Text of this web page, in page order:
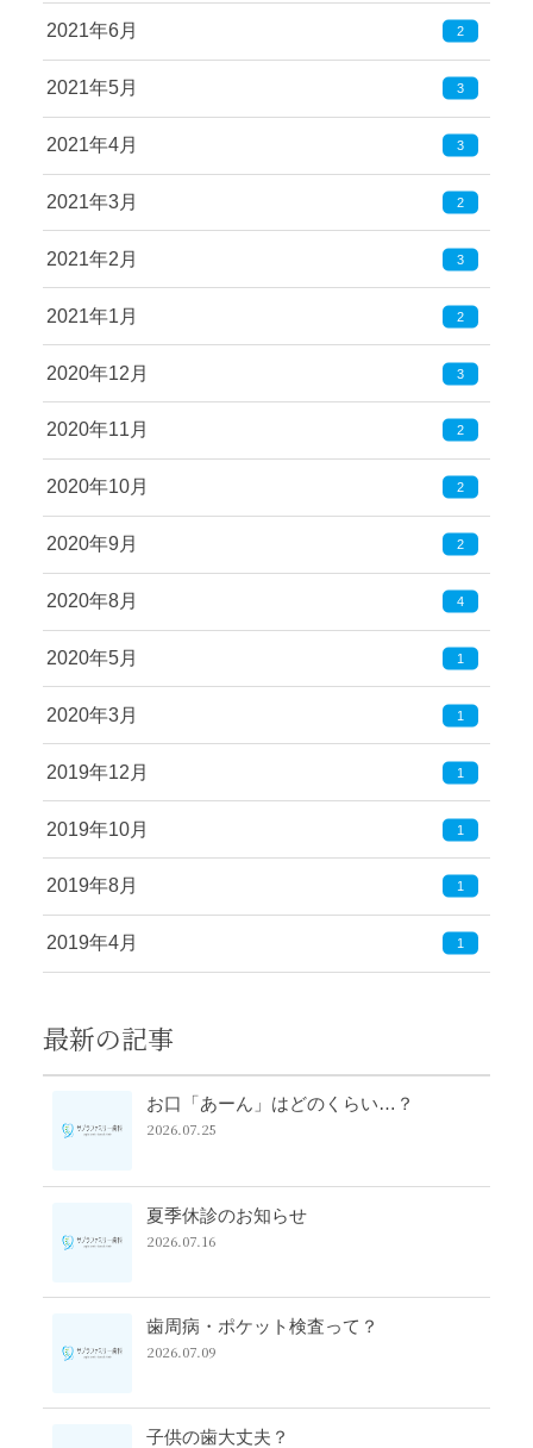
2021年6月 2
2021年5月 3
2021年4月 3
2021年3月 2
2021年2月 3
2021年1月 2
2020年12月 3
2020年11月 2
2020年10月 2
2020年9月 2
2020年8月 4
2020年5月 1
2020年3月 1
2019年12月 1
2019年10月 1
2019年8月 1
2019年4月 1
最新の記事
お口「あーん」はどのくらい…？
2026.07.25
夏季休診のお知らせ
2026.07.16
歯周病・ポケット検査って？
2026.07.09
子供の歯大丈夫？